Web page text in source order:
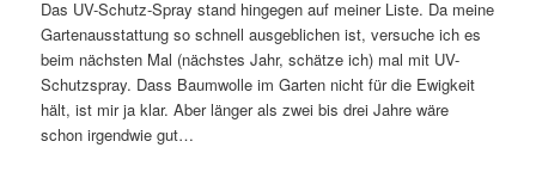
Das UV-Schutz-Spray stand hingegen auf meiner Liste. Da meine
Gartenausstattung so schnell ausgeblichen ist, versuche ich es
beim nächsten Mal (nächstes Jahr, schätze ich) mal mit UV-
Schutzspray. Dass Baumwolle im Garten nicht für die Ewigkeit
hält, ist mir ja klar. Aber länger als zwei bis drei Jahre wäre
schon irgendwie gut…